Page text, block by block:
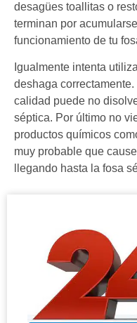
desagües toallitas o
terminan por
funcionamiento de tu
Igualmente intenta
deshaga
calidad puede no
séptica. Por último no
productos químicos
muy probable que
llegando hasta la fosa